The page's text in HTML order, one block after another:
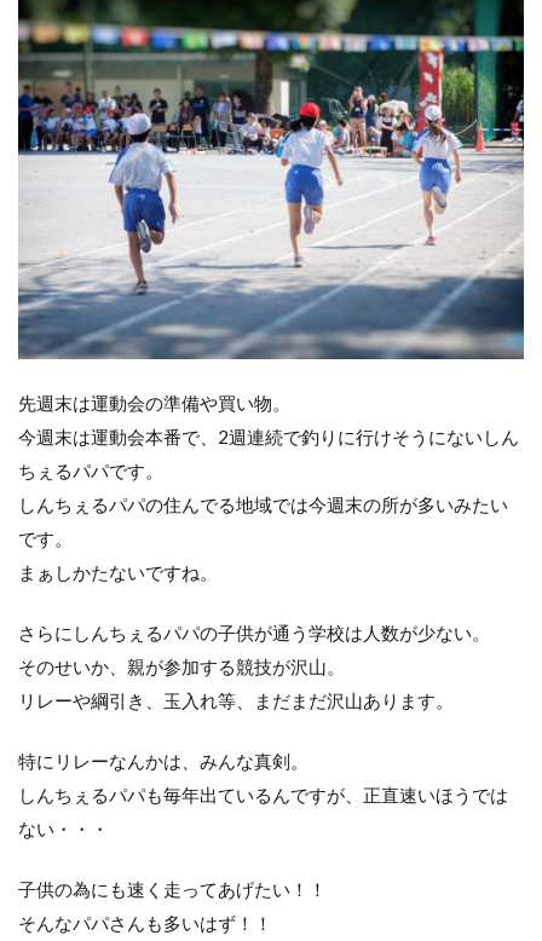
先週末は運動会の準備や買い物。
今週末は運動会本番で、2週連続で釣りに行けそうにないしん
ちぇるパパです。
しんちぇるパパの住んでる地域では今週末の所が多いみたい
です。
まぁしかたないですね。
さらにしんちぇるパパの子供が通う学校は人数が少ない。
そのせいか、親が参加する競技が沢山。
リレーや綱引き、玉入れ等、まだまだ沢山あります。
特にリレーなんかは、みんな真剣。
しんちぇるパパも毎年出ているんですが、正直速いほうでは
ない・・・
子供の為にも速く走ってあげたい！！
そんなパパさんも多いはず！！
魔の２月
鮪ノ岬 鮭男爵
鱒男爵
鴎島 黒ソイ 釣り
運動会
映画
無料視聴 時化 月9
本田翼
求人
河口規制前 津軽海峡
海アメマス
海サクラマス
車買取
熱砂
片岡治大
睡眠時間 穴釣り
結婚
荒野行動
車 車中泊
むきポンタラ
マズメ
19ストラディック
オーバーホール
イカ釣り
インプレ
ウィンドリップ
オーバーゼアーAGS
オススメ
おそろい
オフショア お盆
お菓子
ガイド
カットバッカー
アスリート12SSP
amazon
BBQ
ＤＡＩＷＡ
Shimano
Stella
STRADIC
STRADIC C3000XGM
アイナメ
ハモ釣り
チカ釣り
ディアルーナ
ナチュラム
ニンテンドースイッチ